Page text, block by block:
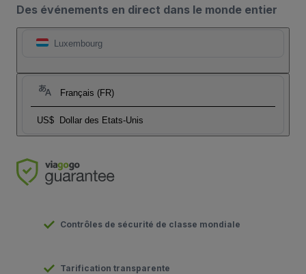
Des événements en direct dans le monde entier
Luxembourg
Français (FR)
US$ Dollar des Etats-Unis
Contrôles de sécurité de classe mondiale
Tarification transparente